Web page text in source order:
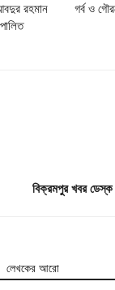
রহমান
গর্ব ও
বিক্রমপুর খবর ডেস্ক
লেখকের আরো